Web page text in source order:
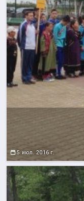
5 июл. 2016 г.